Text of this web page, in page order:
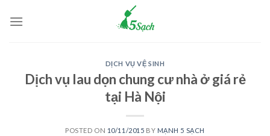
DỊCH VỤ VỆ SINH
Dịch vụ lau dọn chung cư nhà ở giá rẻ
tại Hà Nội
POSTED ON 10/11/2015 BY MẠNH 5 SẠCH